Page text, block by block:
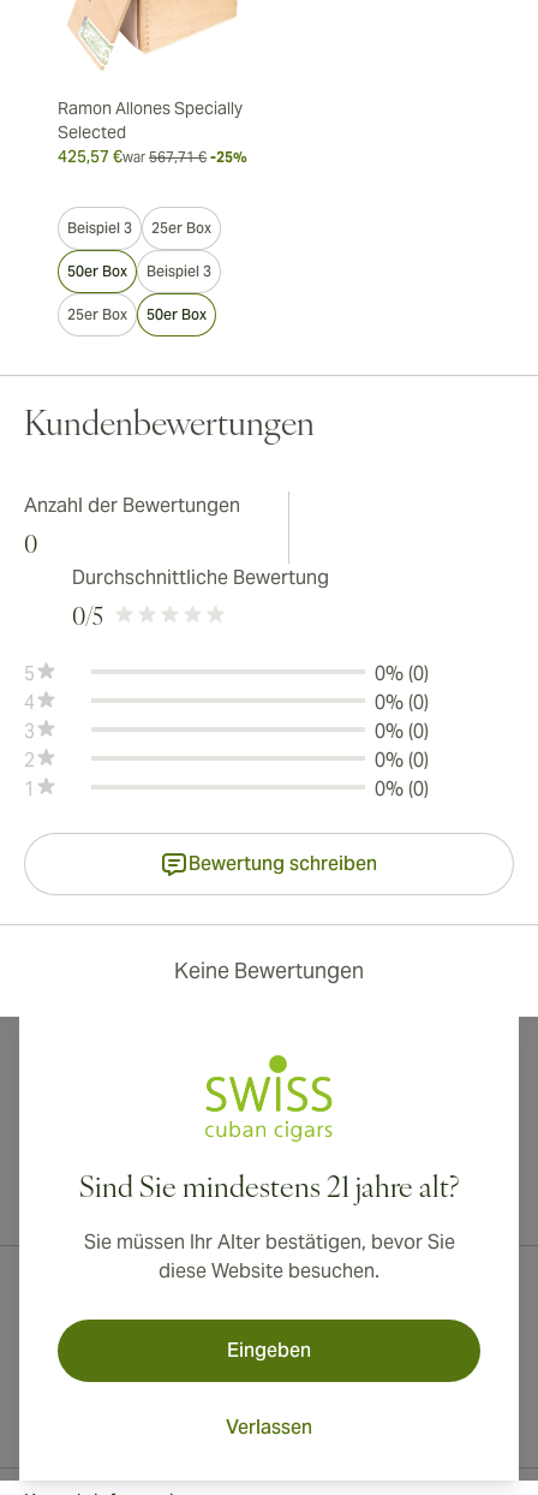
Ramon Allones Specially
Selected
425,57 €war 567,71 € -25%
Beispiel 3 25er Box
50er Box Beispiel 3
25er Box 50er Box
Kundenbewertungen
Anzahl der Bewertungen
0
Durchschnittliche Bewertung
0/5
5
0% (0)
4
0% (0)
3
0% (0)
2
0% (0)
1
0% (0)
Bewertung schreiben
Keine Bewertungen
Sind Sie mindestens 21 jahre alt?
Sie müssen Ihr Alter bestätigen, bevor Sie
diese Website besuchen.
Eingeben
Verlassen
Internationaler Versand nach Kanada, Vereinigtes Königreich und